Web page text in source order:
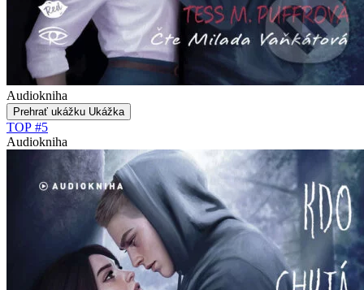
Audiokniha
Prehrať ukážku Ukážka
TOP #5
Audiokniha